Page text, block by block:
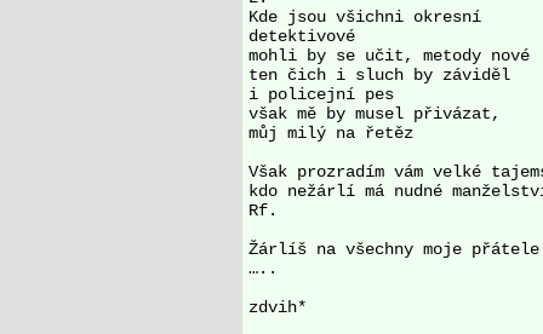
Kde jsou všichni okresní
detektivové
mohli by se učit, metody nové
ten čich i sluch by záviděl
i policejní pes
však mě by musel přivázat,
můj milý na řetěz
Však prozradím vám velké
kdo nežárlí má nudné
Rf.
Žárlíš na všechny moje
…..
zdvih*